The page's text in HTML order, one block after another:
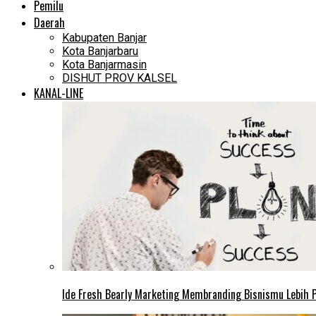
Pemilu
Daerah
Kabupaten Banjar
Kota Banjarbaru
Kota Banjarmasin
DISHUT PROV KALSEL
KANAL-LINE
Ide Fresh Bearly Marketing Membranding Bisnismu Lebih